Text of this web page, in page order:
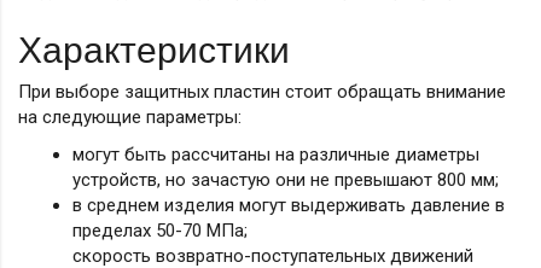
Характеристики
При выборе защитных пластин стоит обращать внимание
на следующие параметры:
могут быть рассчитаны на различные диаметры
устройств, но зачастую они не превышают 800 мм;
в среднем изделия могут выдерживать давление в
пределах 50-70 МПа;
скорость возвратно-поступательных движений